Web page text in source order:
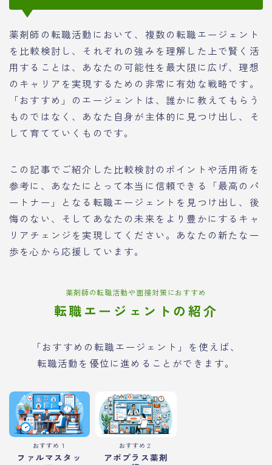
薬剤師の転職活動において、複数の転職エージェント
を比較検討し、それぞれの強みを理解した上で賢く活
用することは、あなたの可能性を最大限に広げ、理想
のキャリアを実現するための非常に有効な戦略です。
「おすすめ」のエージェントは、誰かに教えてもらう
ものではなく、あなた自身が主体的に見つけ出し、そ
して育てていくものです。
この記事でご紹介した比較検討のポイントや活用術を
参考に、あなたにとって本当に信頼できる「最高のパ
ートナー」となる転職エージェントを見つけ出し、後
悔のない、そしてあなたの未来をより豊かにするキャ
リアチェンジを実現してください。あなたの新たな一
歩を心から応援しています。
薬剤師の転職活動や面接対策におすすめ
転職エージェントの紹介
「おすすめの転職エージェント」を使えば、
転職活動を優位に進めることができます。
おすすめ１
ファルマスタッ
おすすめ２
アポプラス薬剤